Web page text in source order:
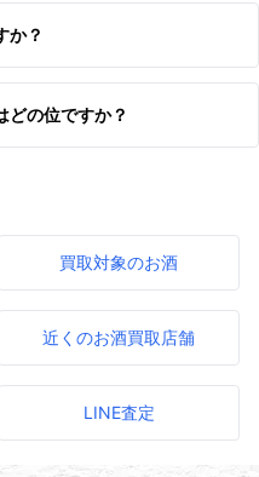
か？
どの位ですか？
買取対象のお酒
近くのお酒買取店舗
LINE査定